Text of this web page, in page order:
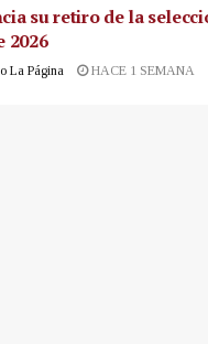
su retiro de la
2026
La Página HACE 1 SEMANA